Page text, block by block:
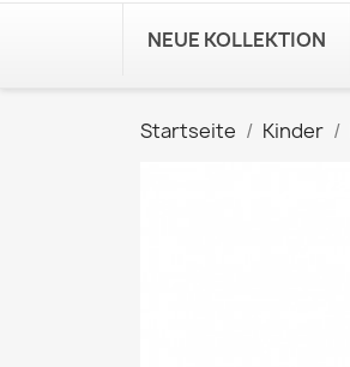
NEUE KOLLEKTION
Startseite Kinder